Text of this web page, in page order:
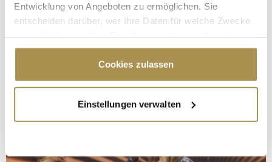
Entwicklung von Angeboten zu ermöglichen. Sie
entscheiden darüber, wer Ihre Daten für welche Zwecke
Cookie-Erklärung oder durch Klicken auf das Privacy
Trigger Symbol ändern oder widerrufen
Informationen über Ihre geografische Lage
erfassen, welche bis auf einige Meter genau sein
Cookies zulassen
Einstellungen verwalten